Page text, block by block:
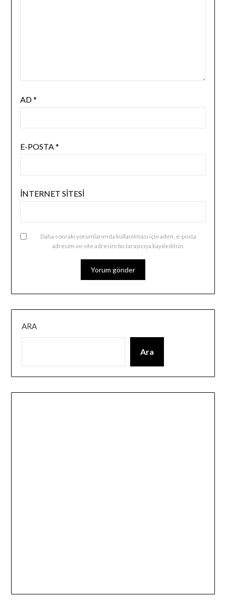
AD*
E-POSTA*
İNTERNET SITESI
Daha sonraki yorumlarımda kullanılması için adım, e-posta
adresim ve site adresim bu tarayıcıya kaydedilsin.
ARA
Ara